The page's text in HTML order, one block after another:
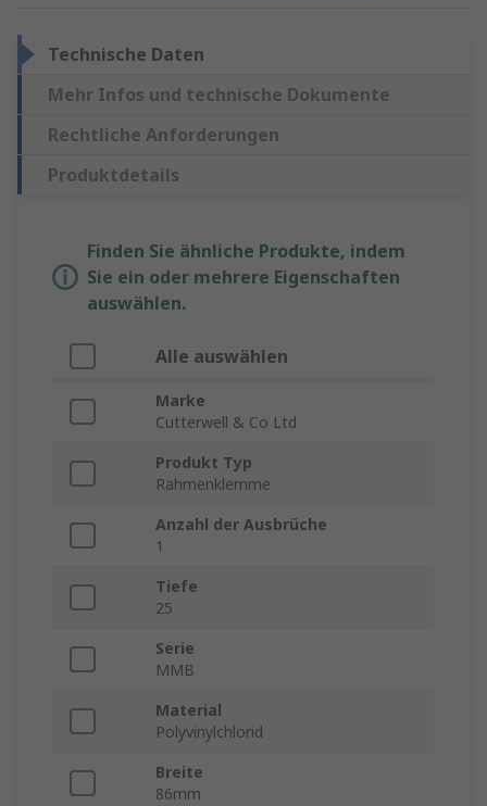
Technische Daten
Mehr Infos und technische Dokumente
Rechtliche Anforderungen
Produktdetails
Finden Sie ähnliche Produkte, indem
Sie ein oder mehrere Eigenschaften
auswählen.
Alle auswählen
Marke
Cutterwell & Co Ltd
Produkt Typ
Rahmenklemme
Anzahl der Ausbrüche
1
Tiefe
25
Serie
MMB
Material
Polyvinylchlorid
Breite
86mm